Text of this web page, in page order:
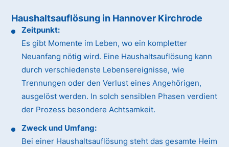
Haushaltsauflösung in Hannover Kirchrode
Zeitpunkt:
Es gibt Momente im Leben, wo ein kompletter
Neuanfang nötig wird. Eine Haushaltsauflösung kann
durch verschiedenste Lebensereignisse, wie
Trennungen oder den Verlust eines Angehörigen,
ausgelöst werden. In solch sensiblen Phasen verdient
der Prozess besondere Achtsamkeit.
Zweck und Umfang:
Bei einer Haushaltsauflösung steht das gesamte Heim